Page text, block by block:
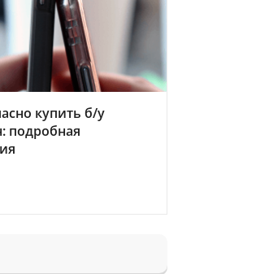
купить б/у
подробная